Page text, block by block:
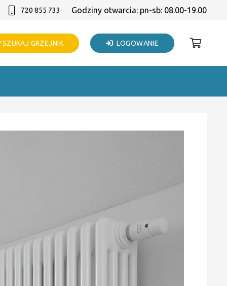
720 855 733 Godziny otwarcia: pn-sb: 08.00-19.00
GRZEJNIK LOGOWANIE